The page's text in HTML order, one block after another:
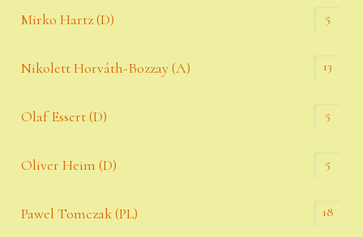
Mirko Hartz (D) 5
Nikolett Horváth-Bozzay (A) 13
Olaf Essert (D) 5
Oliver Heim (D) 5
Pawel Tomczak (PL) 18